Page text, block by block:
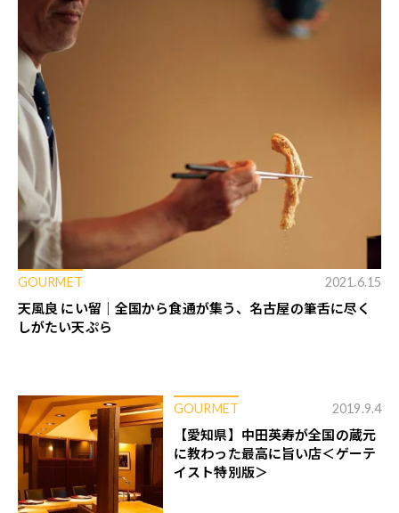
GOURMET 2021.6.15
天風良 にい留｜全国から食通が集う、名古屋の筆舌に尽く
しがたい天ぷら
GOURMET 2019.9.4
【愛知県】中田英寿が全国の蔵元
に教わった最高に旨い店＜ゲーテ
イスト特別版＞